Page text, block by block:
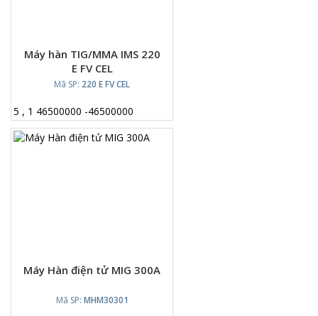
Máy hàn TIG/MMA IMS 220
E FV CEL
Mã SP: 220 E FV CEL
5 , 1 46500000 -46500000
Máy Hàn điện tử MIG 300A
Mã SP: MHM30301